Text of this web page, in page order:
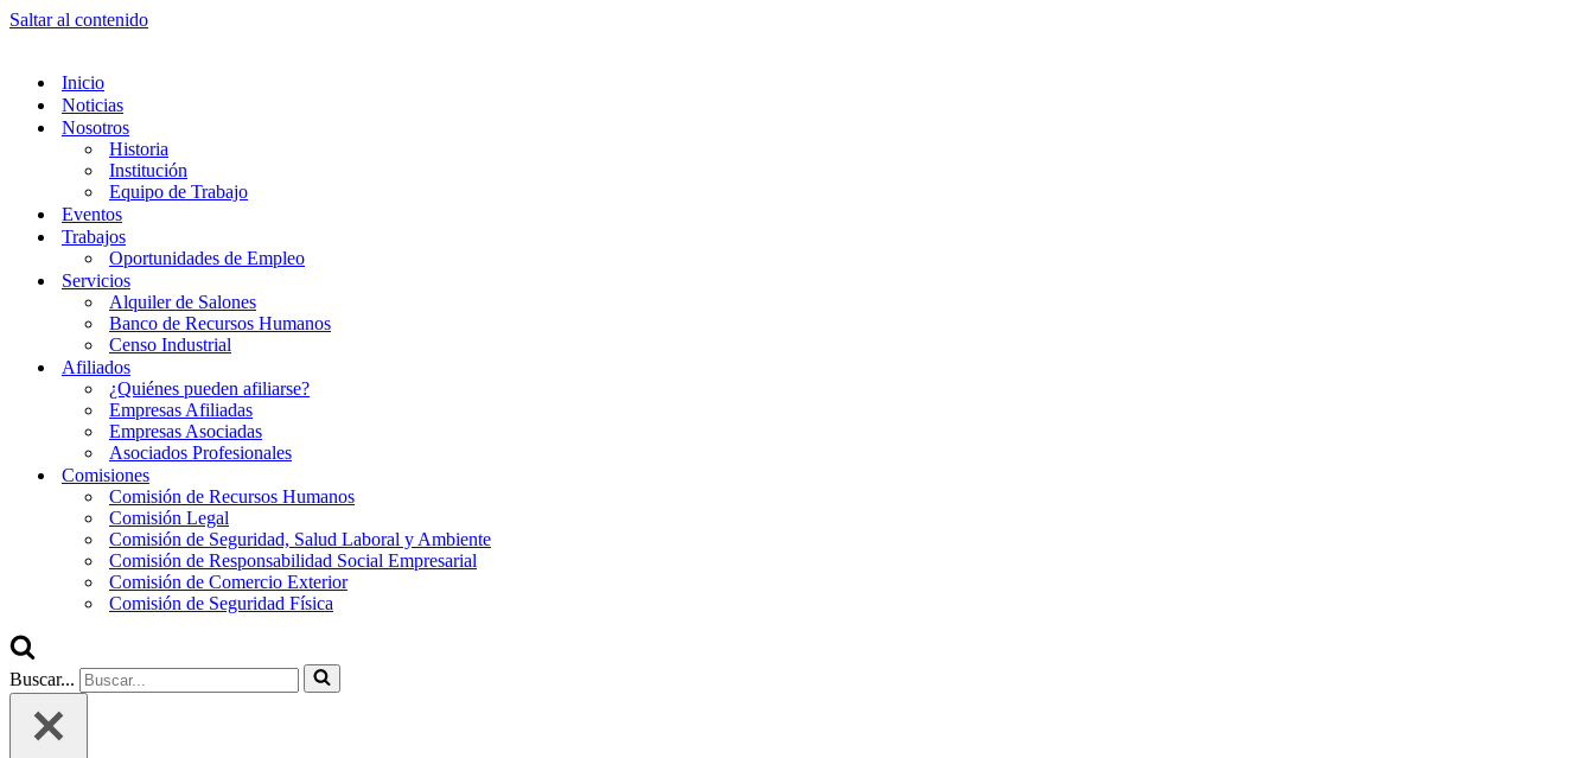
Saltar al contenido
Inicio
Noticias
Nosotros
Historia
Institución
Equipo de Trabajo
Eventos
Trabajos
Oportunidades de Empleo
Servicios
Alquiler de Salones
Banco de Recursos Humanos
Censo Industrial
Afiliados
¿Quiénes pueden afiliarse?
Empresas Afiliadas
Empresas Asociadas
Asociados Profesionales
Comisiones
Comisión de Recursos Humanos
Comisión Legal
Comisión de Seguridad, Salud Laboral y Ambiente
Comisión de Responsabilidad Social Empresarial
Comisión de Comercio Exterior
Comisión de Seguridad Física
Buscar...